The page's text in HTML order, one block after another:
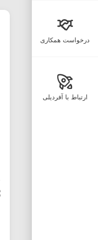
درخواست همکاری
ارتباط با آفردیلی